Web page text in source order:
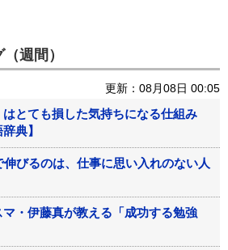
週間）
更新：08月08日 00:05
はとても損した気持ちになる仕組み
典】
びるのは、仕事に思い入れのない人
・伊藤真が教える「成功する勉強